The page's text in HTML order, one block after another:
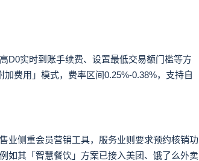
实时到账手续费、设置最低交易额门槛等方
费用」模式，费率区间0.25%-0.38%，支持自
侧重会员营销工具，服务业则要求预约核销功
如其「智慧餐饮」方案已接入美团、饿了么外卖